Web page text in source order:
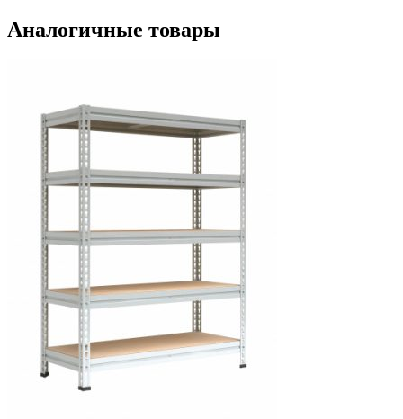
Аналогичные товары